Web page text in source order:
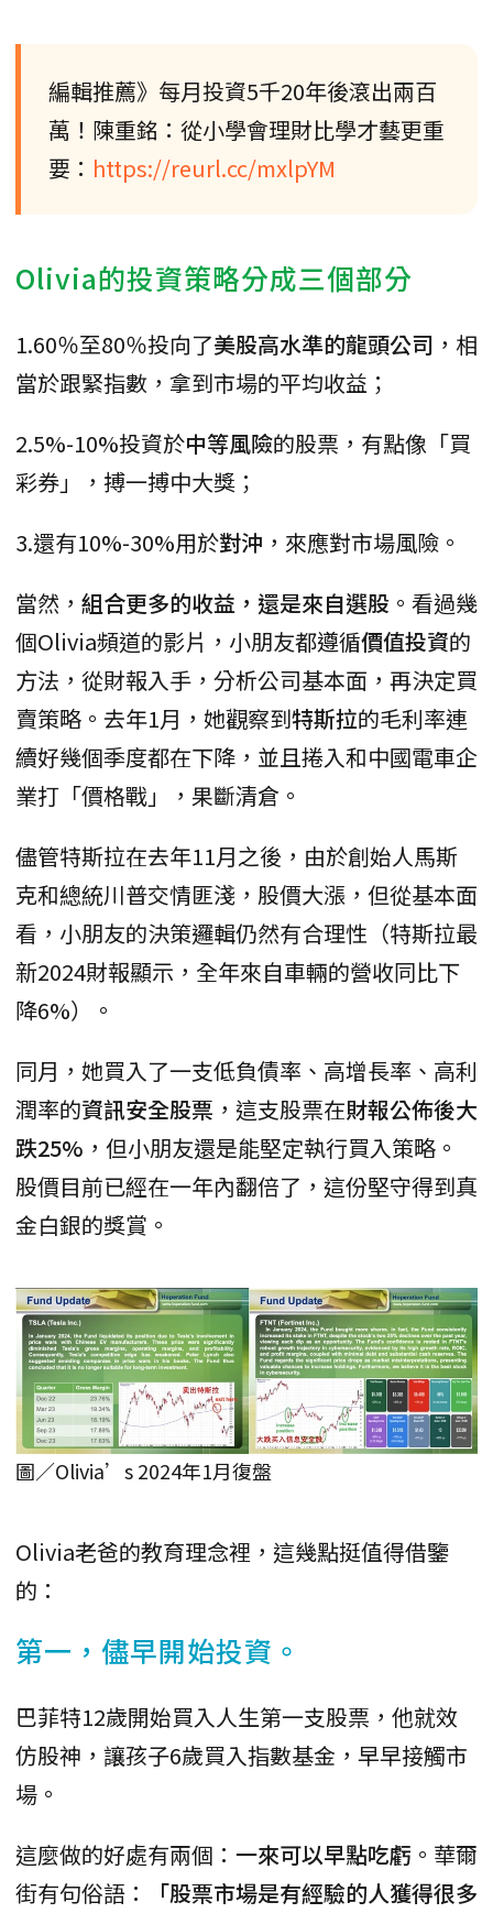
編輯推薦》每月投資5千20年後滾出兩百
萬！陳重銘：從小學會理財比學才藝更重
要： https://reurl.cc/mxlpYM
Olivia的投資策略分成三個部分
1.60％至80％投向了美股高水準的龍頭公司 ，相
當於跟緊指數，拿到市場的平均收益；
2.5%-10%投資於中等風險的股票，有點像「買
彩券」，搏一搏中大獎；
3.還有10%-30%用於對沖 ，來應對市場風險。
當然， 組合更多的收益，還是來自選股 。看過幾
個Olivia頻道的影片，小朋友都遵循價值投資的
方法，從財報入手，分析公司基本面，再決定買
賣策略。去年1月，她觀察到特斯拉的毛利率連
續好幾個季度都在下降，並且捲入和中國電車企
業打「價格戰」，果斷清倉。
儘管特斯拉在去年11月之後，由於創始人馬斯
克和總統川普交情匪淺，股價大漲，但從基本面
看，小朋友的決策邏輯仍然有合理性（特斯拉最
新2024財報顯示，全年來自車輛的營收同比下
降6%）。
同月，她買入了一支低負債率、高增長率、高利
潤率的資訊安全股票 ，這支股票在財報公佈後大
跌25% ，但小朋友還是能堅定執行買入策略。
股價目前已經在一年內翻倍了，這份堅守得到真
金白銀的獎賞。
圖／Olivia’s 2024年1月復盤
Olivia老爸的教育理念裡，這幾點挺值得借鑒
的：
第一，儘早開始投資。
巴菲特12歲開始買入人生第一支股票，他就效
仿股神，讓孩子6歲買入指數基金，早早接觸市
場。
這麼做的好處有兩個： 一來可以早點吃虧 。華爾
街有句俗語：
「股票市場是有經驗的人獲得很多